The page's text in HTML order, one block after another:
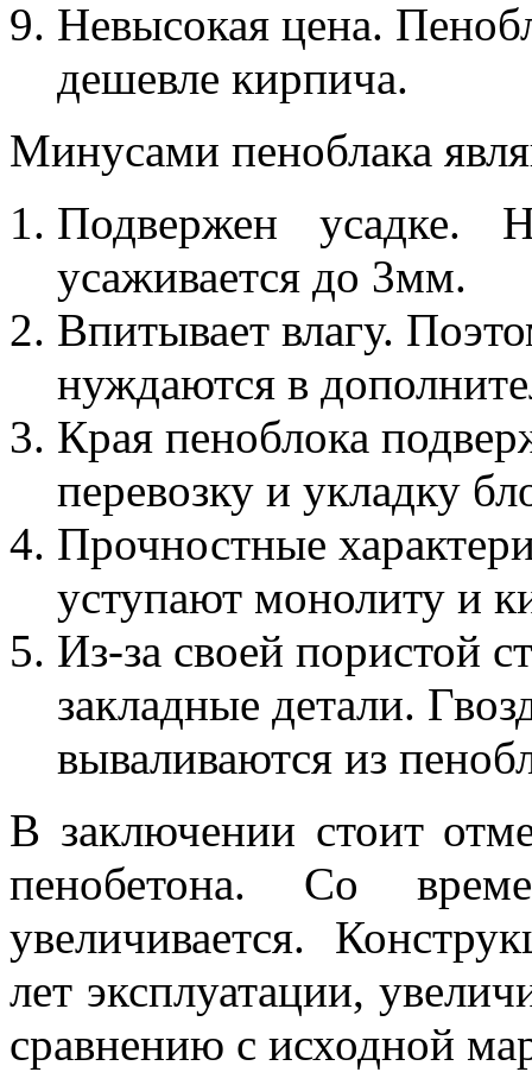
Невысокая цена.
дешевле кирпича.
Минусами пеноблака
Подвержен усадке.
усаживается до 3мм.
Впитывает влагу.
нуждаются в
Края пеноблока
перевозку и укладку
Прочностные
уступают монолиту и
Из-за своей пористой
закладные детали.
вываливаются из
В заключении стоит
пенобетона. Со
увеличивается.
лет эксплуатации,
сравнению с исходной